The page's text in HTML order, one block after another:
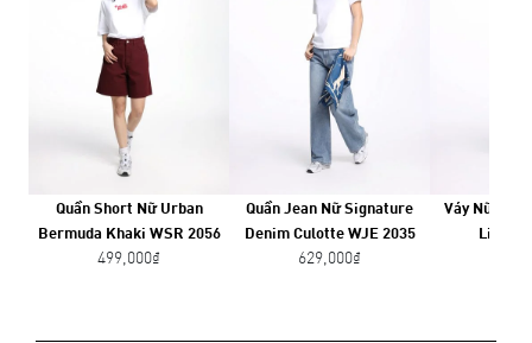
Quần Short Nữ Urban
Bermuda Khaki WSR 2056
499,000₫
Quần Jean Nữ Signature
Denim Culotte WJE 2035
629,000₫
Váy Nữ
Line